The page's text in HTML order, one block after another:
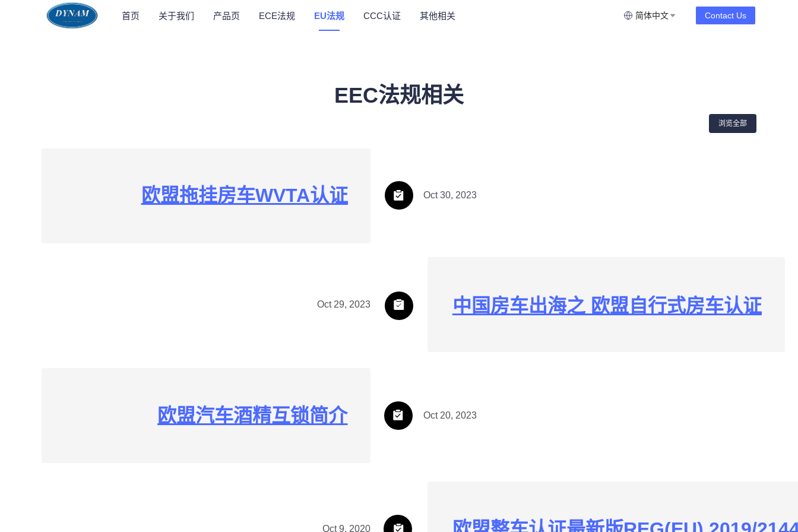
首页 关于我们 产品页 ECE法规 EU法规 CCC认证 其他相关 简体中文 Contact Us
EEC法规相关
Oct 30, 2023
欧盟拖挂房车WVTA认证
Oct 29, 2023 中国房车出海之 欧盟自行式房车认证
Oct 20, 2023
欧盟汽车酒精互锁简介
Oct 9, 2020
浏览全部